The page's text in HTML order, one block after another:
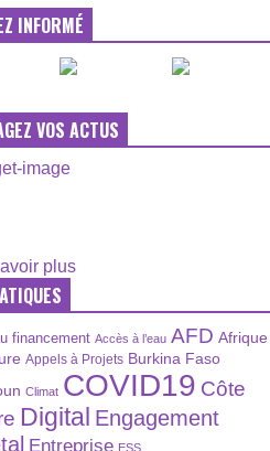
INFORMÉ
VOS ACTUS
financement Accès à l’eau AFD Afrique
Appels à Projets Burkina Faso
Climat COVID19 Côte
Digital Engagement
Entreprise ESS